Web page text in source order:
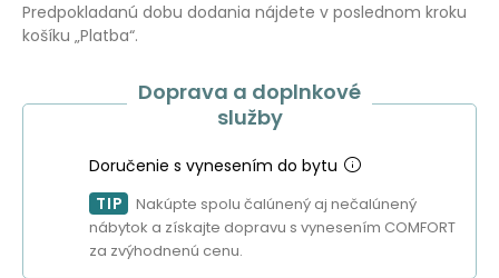
Predpokladanú dobu dodania nájdete v poslednom kroku
košíku „Platba“.
Doprava a doplnkové
služby
Doručenie s vynesením do bytu
TIP
Nakúpte spolu čalúnený aj nečalúnený
nábytok a získajte dopravu s vynesením COMFORT
za zvýhodnenú cenu.